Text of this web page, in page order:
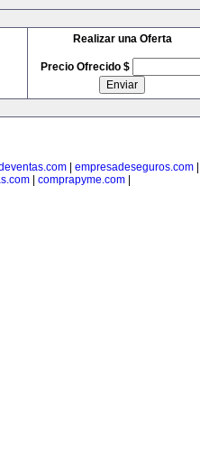
Realizar una Oferta
Precio Ofrecido $
| empresadeseguros.com|
| comprapyme.com|